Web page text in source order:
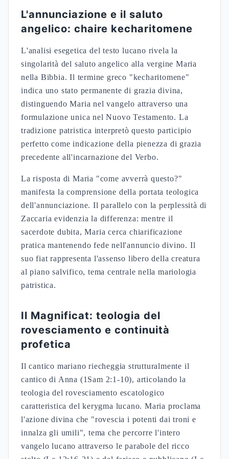
comprensione neotestamentaria del concepimento
verginale. Il termine ebraico "almah" (giovane
donna) venne reso con "parthenos" (vergine) nella
Settanta, scelta adottata da Matteo (Mt 1:23) per la
sua narrazione dell'annunciazione. Questa
traduzione riflette l'interpretazione messianica del
passo isaiano nella comunità primitiva.
La testimonianza lucana sottolinea elementi
L'anomalia genetica riconosciuta da
Elisabetta: "benedetto il frutto del tuo
seno", indicando patrimonio genetico
esclusivamente mariano
La proclamazione profetica "madre del
mio Kyrios", titolo divino che anticipa la
confessione post-pasquale
Il movimento del Battista nel grembo
materno come riconoscimento pre-natale
La cooperazione sinergica di Maria emerge nel
racconto della presentazione al tempio (Lc 2:22-
38), dove Simeone profetizza direttamente "a
ruolo materno nell'economia salvifica.
FONTI:
Is 7:14 Mt 1:23 Lc 2:22-38